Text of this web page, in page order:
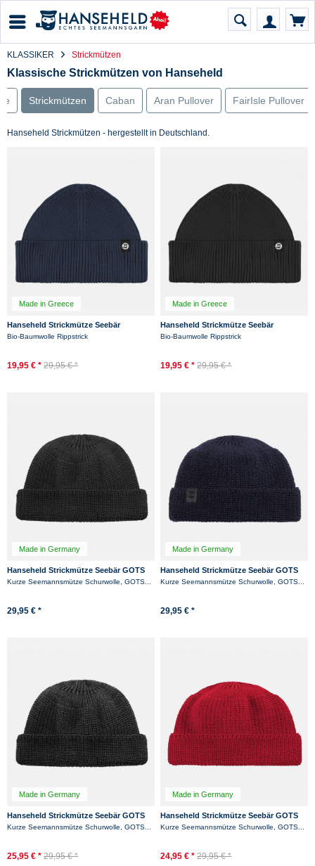
KLASSIKER Strickmützen
Klassische Strickmützen von Hanseheld
Strickmützen Caban Aran Pullover FairIsle Pullover
Hanseheld Strickmützen - hergestellt in Deutschland.
-33%
Made in Greece
Hanseheld Strickmütze Seebär
Rippstrick Blau Dockermütze
Bio-Baumwolle Rippstrick
19,95 € * 29,95 € *
-33%
Made in Greece
Hanseheld Strickmütze Seebär
Rippstrick Schwarz Dockermütze
Bio-Baumwolle Rippstrick
19,95 € * 29,95 € *
Made in Germany
Hanseheld Strickmütze Seebär GOTS
Dockermütze Seemannsmütze kurz
Kurze Seemannsmütze Schurwolle, GOTS...
29,95 € *
Made in Germany
Hanseheld Strickmütze Seebär GOTS
Dockermütze Seemannsmütze kurz
Kurze Seemannsmütze Schurwolle, GOTS...
29,95 € *
Made in Germany
Hanseheld Strickmütze Seebär GOTS
Dockermütze Seemannsmütze kurz
Kurze Seemannsmütze Schurwolle, GOTS...
25,95 € * 29,95 € *
Made in Germany
Hanseheld Strickmütze Seebär GOTS
Dockermütze Seemannsmütze kurz
Kurze Seemannsmütze Schurwolle, GOTS...
24,95 € * 29,95 € *